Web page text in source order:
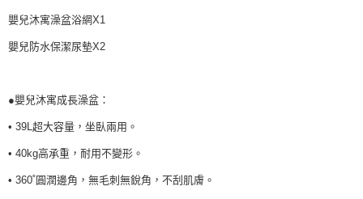
嬰兒沐寓澡盆浴網X1
嬰兒防水保潔尿墊X2
●嬰兒沐寓成長澡盆：
• 39L超大容量，坐臥兩用。
• 40kg高承重，耐用不變形。
• 360˚圓潤邊角，無毛刺無銳角，不刮肌膚。